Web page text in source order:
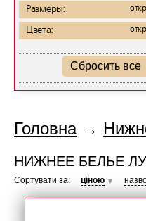
Размеры:
Цвета:
Сбросить все
Головна→
НИЖНЕЕ БЕЛЬЕ
Сортувати за: ціною ▼